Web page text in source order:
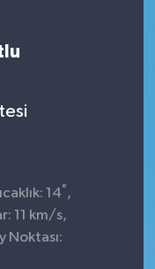
14° ,
11 km/s,
Noktası: